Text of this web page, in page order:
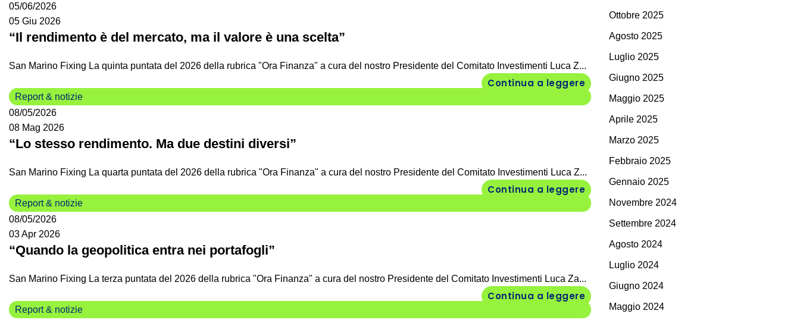
05/06/2026
05 Giu 2026
“Il rendimento è del mercato, ma il valore è una scelta”
San Marino Fixing La quinta puntata del 2026 della rubrica "Ora Finanza" a cura del nostro Presidente del Comitato Investimenti Luca Z...
Continua a leggere
Report & notizie
08/05/2026
08 Mag 2026
“Lo stesso rendimento. Ma due destini diversi”
San Marino Fixing La quarta puntata del 2026 della rubrica "Ora Finanza" a cura del nostro Presidente del Comitato Investimenti Luca Z...
Continua a leggere
Report & notizie
08/05/2026
03 Apr 2026
“Quando la geopolitica entra nei portafogli”
San Marino Fixing La terza puntata del 2026 della rubrica "Ora Finanza" a cura del nostro Presidente del Comitato Investimenti Luca Za...
Continua a leggere
Report & notizie
Ottobre 2025
Agosto 2025
Luglio 2025
Giugno 2025
Maggio 2025
Aprile 2025
Marzo 2025
Febbraio 2025
Gennaio 2025
Novembre 2024
Settembre 2024
Agosto 2024
Luglio 2024
Giugno 2024
Maggio 2024